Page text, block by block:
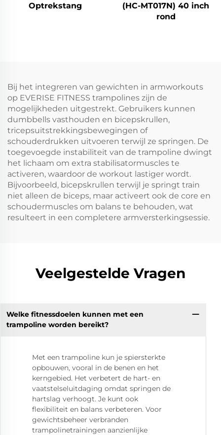
Optrekstang
(HC-MT017N) 40 inch
rond
Bij het integreren van gewichten in armworkouts
op EVERISE FITNESS trampolines zijn de
mogelijkheden uitgestrekt. Gebruikers kunnen
dumbbells vasthouden en bicepskrullen,
tricepsuitstrekkingsbewegingen of
schouderdrukken uitvoeren terwijl ze springen. De
toegevoegde instabiliteit van de trampoline dwingt
het lichaam om extra stabilisatormuscles te
activeren, waardoor de workout lastiger wordt.
Bijvoorbeeld, bicepskrullen terwijl je springt train
niet alleen de biceps, maar activeert ook de core en
schoudermuscles om balans te behouden, wat
resulteert in een completere armversterkingsessie.
Veelgestelde Vragen
Welke fitnessdoelen kunnen met een
trampoline worden bereikt?
Met een trampoline kun je spiersterkte
opbouwen, vooral in de benen en het
kerngebied. Het verbetert de hart- en
vaatstelseluitdaging omdat springen de
hartslag verhoogt. Je kunt ook
flexibiliteit en balans verbeteren. Voor
gewichtsbeheer verbranden
trampolinetrainingen aanzienlijke